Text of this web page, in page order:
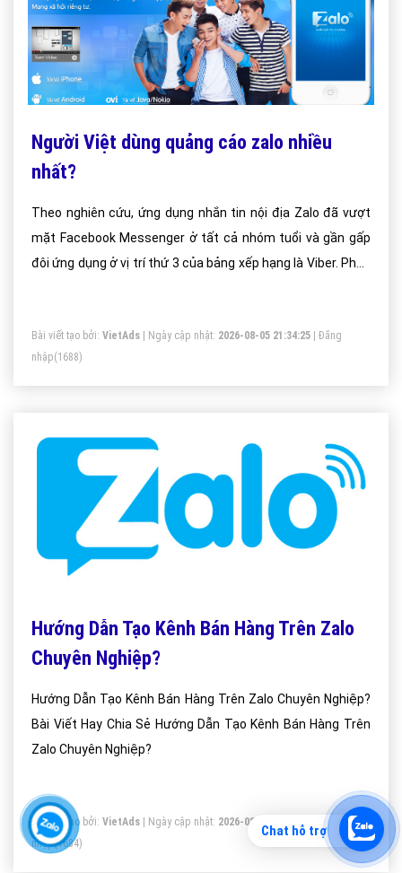
Người Việt dùng quảng cáo zalo nhiều
nhất?
Theo nghiên cứu, ứng dụng nhắn tin nội địa Zalo đã vượt
mặt Facebook Messenger ở tất cả nhóm tuổi và gần gấp
đôi ứng dụng ở vị trí thứ 3 của bảng xếp hạng là Viber. Phần
Bài viết tạo bởi: VietAds | Ngày cập nhật: 2026-08-05 21:34:25
Đăng
nhập(1688)
Hướng Dẫn Tạo Kênh Bán Hàng Trên Zalo
Chuyên Nghiệp?
Hướng Dẫn Tạo Kênh Bán Hàng Trên Zalo Chuyên Nghiệp?
Bài Viết Hay Chia Sẻ Hướng Dẫn Tạo Kênh Bán Hàng Trên
Zalo Chuyên Nghiệp?
Bài viết tạo bởi: VietAds | Ngày cập nhật: 2026-08-06 05:46:22
Đăng
nhập(1684)
Chat hỗ trợ